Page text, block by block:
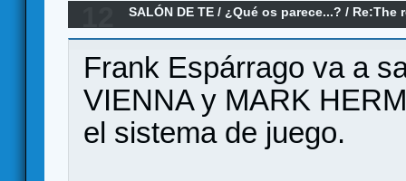
SALÓN DE TE / ¿Qué os parece...? / Re:The
Frank Espárrago va a
VIENNA y MARK
el sistema de juego.